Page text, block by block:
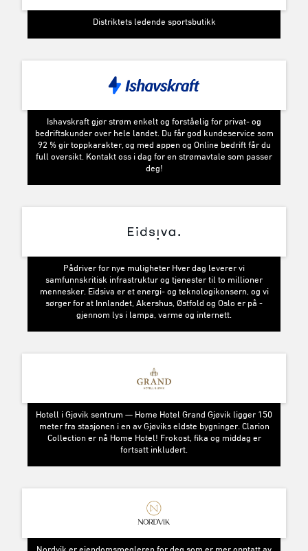
Distriktets ledende sportsbutikk
Ishavskraft gjør strøm enkelt og forståelig for privat- og
bedriftskunder over hele landet. Du får god kundeservice som
92 % gir toppkarakter, og med appen og Online bedrift får du
full oversikt. Kontakt oss i dag for en strømavtale som passer
deg!
Pådriver for nye muligheter Hver dag leverer vi
samfunnskritisk infrastruktur og tjenester til to millioner
mennesker. Eidsiva er et energi- og teknologikonsern, og vi
sørger for at Innlandet, Akershus, Østfold og Oslo er på -
gjennom lys i lampa, varme og internett.
Hotell i Gjøvik sentrum — Home Hotel Grand Gjøvik ligger 150
meter fra stasjonen i en av Gjøviks eldste bygninger. Clarion
Collection er nå Home Hotel! Frokost, fika og middag er
fortsatt inkludert.